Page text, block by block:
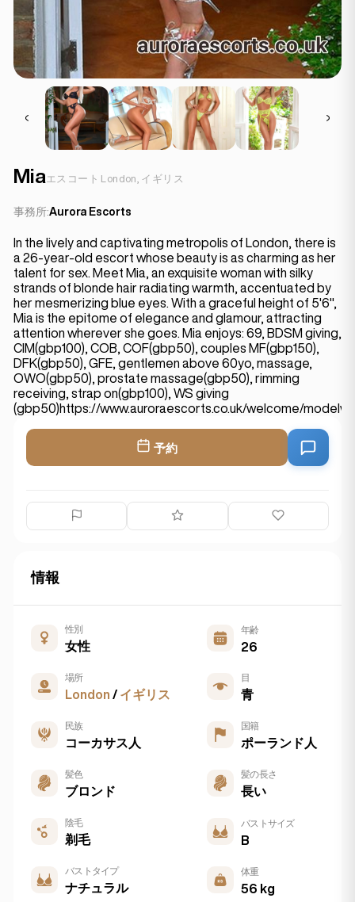
Mia エスコート London, イギリス
事務所:Aurora Escorts
In the lively and captivating metropolis of London, there is
a 26-year-old escort whose beauty is as charming as her
talent for sex. Meet Mia, an exquisite woman with silky
strands of blonde hair radiating warmth, accentuated by
her mesmerizing blue eyes. With a graceful height of 5'6",
Mia is the epitome of elegance and glamour, attracting
attention wherever she goes. Mia enjoys: 69, BDSM giving,
CIM(gbp100), COB, COF(gbp50), couples MF(gbp150),
DFK(gbp50), GFE, gentlemen above 60yo, massage,
OWO(gbp50), prostate massage(gbp50), rimming
receiving, strap on(gbp100), WS giving
(gbp50)https://www.auroraescorts.co.uk/welcome/
予約
情報
性別
女性
年齢
26
場所
London / イギリス
目
青
民族
コーカサス人
国籍
ポーランド人
髪色
ブロンド
髪の長さ
長い
陰毛
剃毛
バストサイズ
B
バストタイプ
ナチュラル
体重
56 kg